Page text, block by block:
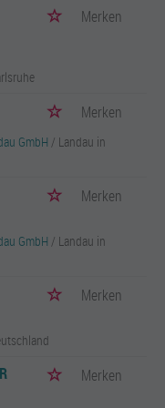
Merken
Merken
GmbH / Landau in
Merken
GmbH / Landau in
Merken
Merken